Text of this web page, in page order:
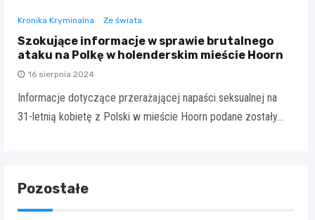
Kronika Kryminalna Ze świata
Szokujące informacje w sprawie brutalnego
ataku na Polkę w holenderskim mieście Hoorn
16 sierpnia 2024
Informacje dotyczące przerażającej napaści seksualnej na
31-letnią kobietę z Polski w mieście Hoorn podane zostały…
Pozostałe